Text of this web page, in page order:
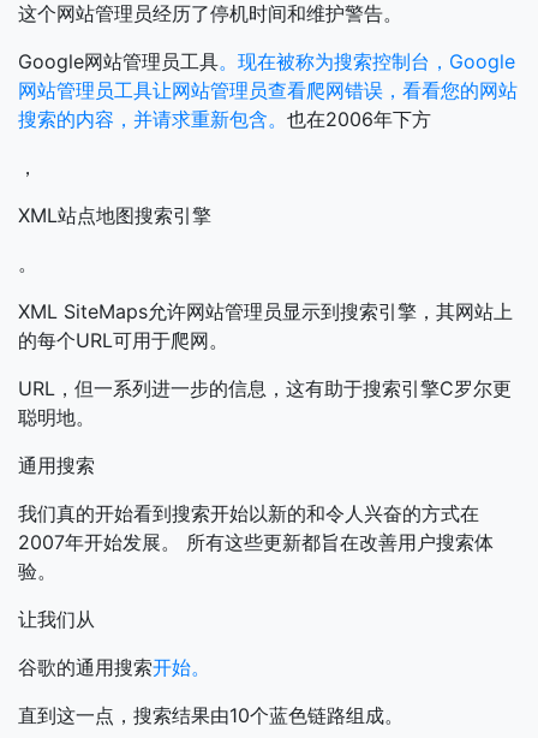
这个网站管理员经历了停机时间和维护警告。
Google网站管理员工具。现在被称为搜索控制台，Google
网站管理员工具让网站管理员查看爬网错误，看看您的网站
搜索的内容，并请求重新包含。 也在2006年下方
，
XML站点地图搜索引擎
。
XML SiteMaps允许网站管理员显示到搜索引擎，其网站上
的每个URL可用于爬网。
URL，但一系列进一步的信息，这有助于搜索引擎C罗尔更
聪明地。
通用搜索
我们真的开始看到搜索开始以新的和令人兴奋的方式在
2007年开始发展。
所有这些更新都旨在改善用户搜索体
验。
让我们从
谷歌的通用搜索开始。
直到这一点，搜索结果由10个蓝色链路组成。